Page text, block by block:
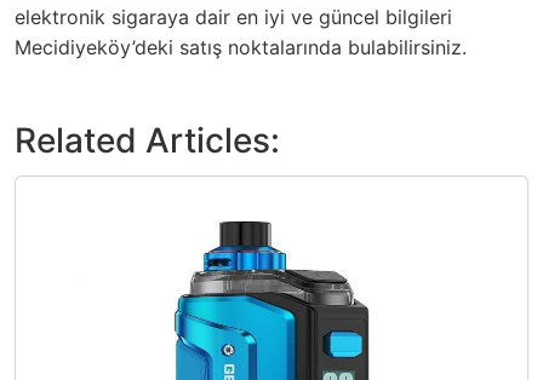
elektronik sigaraya dair en iyi ve güncel bilgileri
Mecidiyeköy’deki satış noktalarında bulabilirsiniz.
Related Articles: